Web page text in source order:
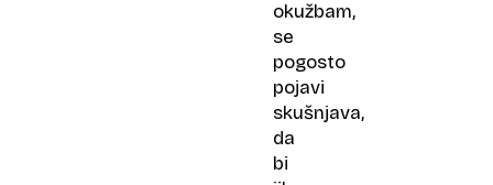
okužbam,
se
pogosto
pojavi
skušnjava,
da
bi